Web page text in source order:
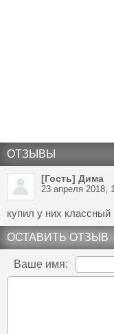
ОТЗЫВЫ
[Гость] Дима
23 апреля 2018,
купил у них
ОСТАВИТЬ ОТЗЫВ
Ваше имя: